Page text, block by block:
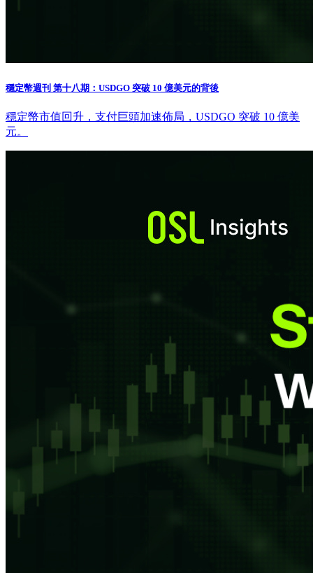
穩定幣週刊 第十八期：USDGO 突破 10 億美元的背後
穩定幣市值回升，支付巨頭加速佈局，USDGO 突破 10 億美
元。